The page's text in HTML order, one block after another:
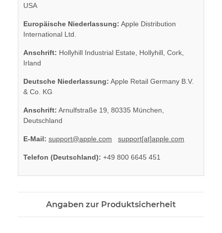
USA
Europäische Niederlassung: Apple Distribution
International Ltd.
Anschrift: Hollyhill Industrial Estate, Hollyhill, Cork,
Irland
Deutsche Niederlassung: Apple Retail Germany B.V.
& Co. KG
Anschrift: Arnulfstraße 19, 80335 München,
Deutschland
E-Mail: support@apple.com support[at]apple.com
Telefon (Deutschland): +49 800 6645 451
Angaben zur Produktsicherheit